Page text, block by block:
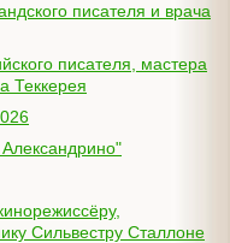
Теккерея
Сильвестру Сталлоне